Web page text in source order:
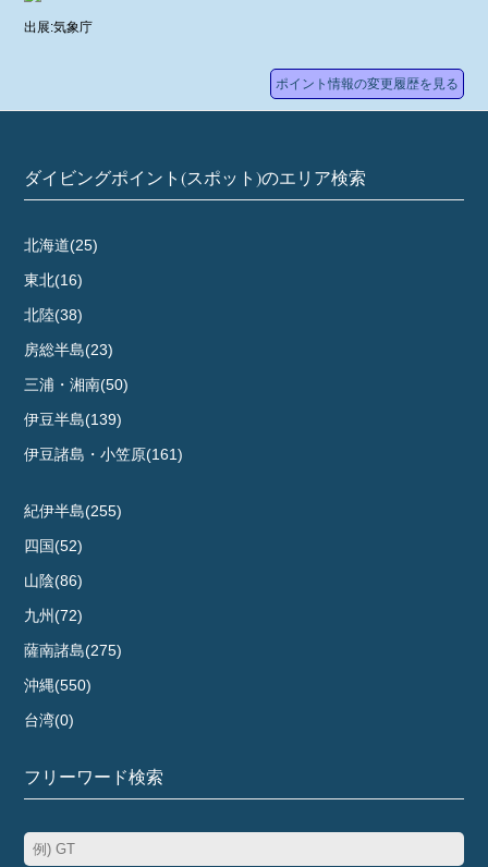
出展:気象庁
ポイント情報の変更履歴を見る
ダイビングポイント(スポット)のエリア検索
北海道(25)
東北(16)
北陸(38)
房総半島(23)
三浦・湘南(50)
伊豆半島(139)
伊豆諸島・小笠原(161)
紀伊半島(255)
四国(52)
山陰(86)
九州(72)
薩南諸島(275)
沖縄(550)
台湾(0)
フリーワード検索